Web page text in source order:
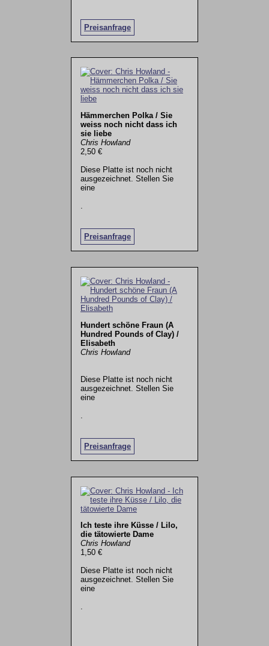
Preisanfrage
Hämmerchen Polka / Sie
weiss noch nicht dass ich
sie liebe
Chris Howland
2,50 €
Diese Platte ist noch nicht
ausgezeichnet. Stellen Sie
eine
Preisanfrage
.
Hundert schöne Fraun (A
Hundred Pounds of Clay) /
Elisabeth
Chris Howland
Diese Platte ist noch nicht
ausgezeichnet. Stellen Sie
eine
Preisanfrage
Ich teste ihre Küsse / Lilo,
die tätowierte Dame
Chris Howland
1,50 €
Diese Platte ist noch nicht
ausgezeichnet. Stellen Sie
eine
.